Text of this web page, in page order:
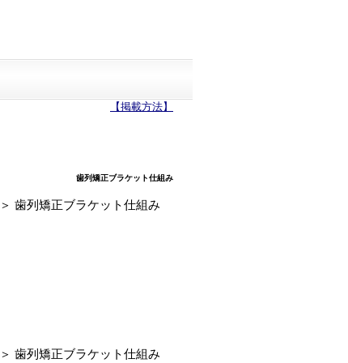
【掲載方法】
歯列矯正ブラケット仕組み
＞歯列矯正ブラケット仕組み
＞歯列矯正ブラケット仕組み